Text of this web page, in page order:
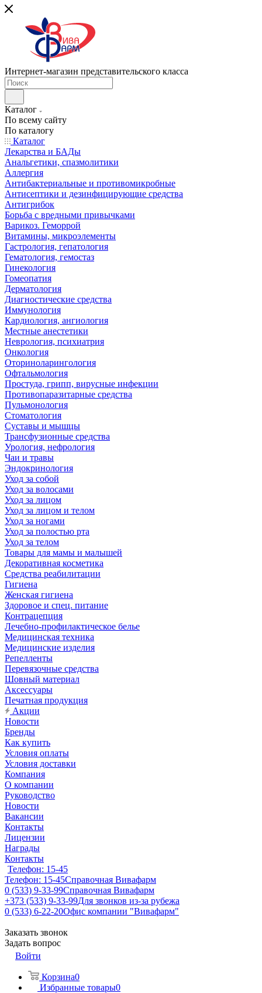
Интернет-магазин представительского класса
Каталог
По всему сайту
По каталогу
Каталог
Лекарства и БАДы
Анальгетики, спазмолитики
Аллергия
Антибактериальные и противомикробные
Антисептики и дезинфицирующие средства
Антигрибок
Борьба с вредными привычками
Варикоз. Геморрой
Витамины, микроэлементы
Гастрология, гепатология
Гематология, гемостаз
Гинекология
Гомеопатия
Дерматология
Диагностические средства
Иммунология
Кардиология, ангиология
Местные анестетики
Неврология, психиатрия
Онкология
Оториноларингология
Офтальмология
Простуда, грипп, вирусные инфекции
Противопаразитарные средства
Пульмонология
Стоматология
Суставы и мышцы
Трансфузионные средства
Урология, нефрология
Чаи и травы
Эндокринология
Уход за собой
Уход за волосами
Уход за лицом
Уход за лицом и телом
Уход за ногами
Уход за полостью рта
Уход за телом
Товары для мамы и малышей
Декоративная косметика
Средства реабилитации
Гигиена
Женская гигиена
Здоровое и спец. питание
Контрацепция
Лечебно-профилактическое белье
Медицинская техника
Медицинские изделия
Репелленты
Перевязочные средства
Шовный материал
Аксессуары
Печатная продукция
Акции
Новости
Бренды
Как купить
Условия оплаты
Условия доставки
Компания
О компании
Руководство
Новости
Вакансии
Контакты
Лицензии
Награды
Контакты
Телефон: 15-45
Телефон: 15-45Справочная Вивафарм
0 (533) 9-33-99Справочная Вивафарм
+373 (533) 9-33-99Для звонков из-за рубежа
0 (533) 6-22-20Офис компании "Вивафарм"
Заказать звонок
Задать вопрос
Войти
Корзина0
Избранные товары0